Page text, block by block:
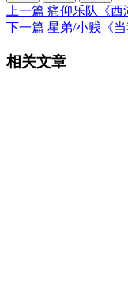
上一篇 痛仰乐队《西
下一篇 星弟/小贱《
相关文章